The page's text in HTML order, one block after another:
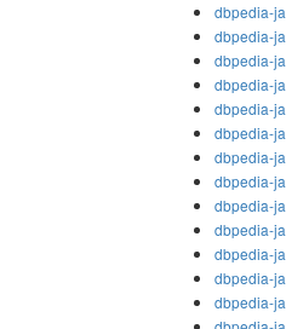
dbpedia-ja
dbpedia-ja
dbpedia-ja
dbpedia-ja
dbpedia-ja
dbpedia-ja
dbpedia-ja
dbpedia-ja
dbpedia-ja
dbpedia-ja
dbpedia-ja
dbpedia-ja
dbpedia-ja